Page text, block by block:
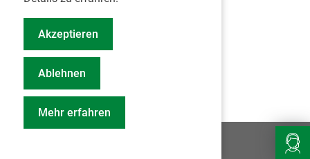
Akzeptieren
Ablehnen
Mehr erfahren
Pressemitteilungen